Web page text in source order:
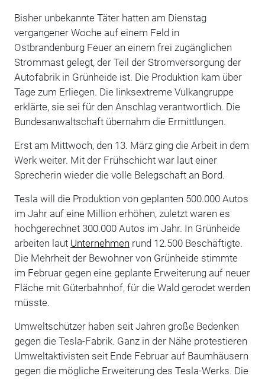
Bisher unbekannte Täter hatten am Dienstag
vergangener Woche auf einem Feld in
Ostbrandenburg Feuer an einem frei zugänglichen
Strommast gelegt, der Teil der Stromversorgung der
Autofabrik in Grünheide ist. Die Produktion kam über
Tage zum Erliegen. Die linksextreme Vulkangruppe
erklärte, sie sei für den Anschlag verantwortlich. Die
Bundesanwaltschaft übernahm die Ermittlungen.
Erst am Mittwoch, den 13. März ging die Arbeit in dem
Werk weiter. Mit der Frühschicht war laut einer
Sprecherin wieder die volle Belegschaft an Bord.
Tesla will die Produktion von geplanten 500.000 Autos
im Jahr auf eine Million erhöhen, zuletzt waren es
hochgerechnet 300.000 Autos im Jahr. In Grünheide
arbeiten laut Unternehmen rund 12.500 Beschäftigte.
Die Mehrheit der Bewohner von Grünheide stimmte
im Februar gegen eine geplante Erweiterung auf neuer
Fläche mit Güterbahnhof, für die Wald gerodet werden
müsste.
Umweltschützer haben seit Jahren große Bedenken
gegen die Tesla-Fabrik. Ganz in der Nähe protestieren
Umweltaktivisten seit Ende Februar auf Baumhäusern
gegen die mögliche Erweiterung des Tesla-Werks. Die